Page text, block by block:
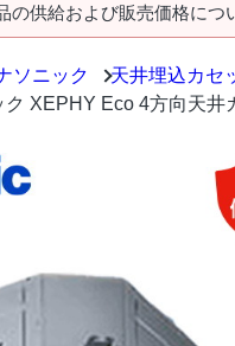
の供給および販売価格につ
ソニック
天井埋込カセ
XEPHY Eco 4方向天井